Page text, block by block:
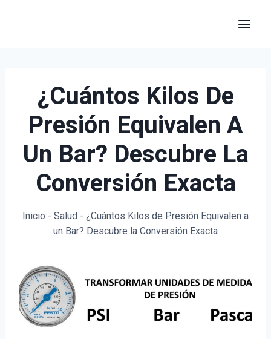
¿Cuántos Kilos De
Presión Equivalen A
Un Bar? Descubre La
Conversión Exacta
Inicio - Salud - ¿Cuántos Kilos de Presión Equivalen a
un Bar? Descubre la Conversión Exacta